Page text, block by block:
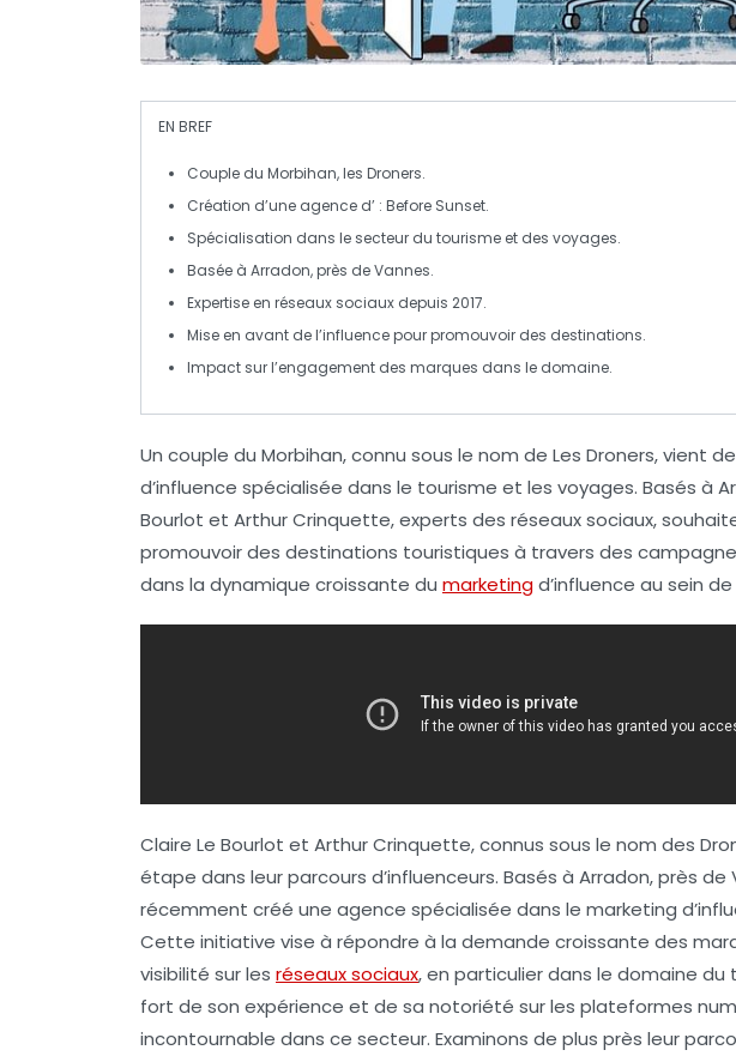
EN BREF
Couple du Morbihan, les Droners.
Création d’une agence d’ : Before Sunset.
Spécialisation dans le secteur du tourisme et des voyages.
Basée à Arradon, près deVannes.
Expertise en réseaux sociaux depuis 2017.
Mise en avant de l’influencepour promouvoir des destinations.
Impact sur l’engagement des marques dans le domaine.
Un couple du Morbihan, connu sous le nom de Les Droners, vient
d’influence spécialisée dans le tourisme et les voyages. Basés à
Bourlot et Arthur Crinquette, experts des réseaux sociaux,
promouvoir des destinations touristiques à travers des
dans la dynamique croissante du marketingd’influence au sein
Claire Le Bourlot et Arthur Crinquette, connus sous le nom des
étape dans leur parcours d’influenceurs. Basés à Arradon, près de
récemment créé une agence spécialisée dans le marketing
Cette initiative vise à répondre à la demande croissante des
visibilité sur les réseaux sociaux, en particulier dans le domaine du
fort de son expérience et de sa notoriété sur les plateformes
incontournable dans ce secteur. Examinons de plus près leur